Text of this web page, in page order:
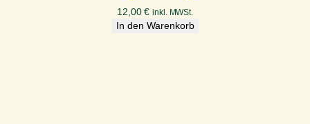
12,00€ inkl. MWSt.
In den Warenkorb